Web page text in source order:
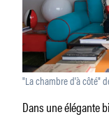
"La chambre d'à côté"
Dans une élégante